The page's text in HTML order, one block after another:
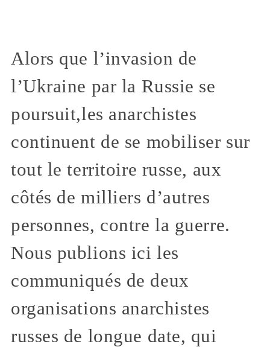
Alors que l’invasion de
l’Ukraine par la Russie se
poursuit,les anarchistes
continuent de se mobiliser sur
tout le territoire russe, aux
côtés de milliers d’autres
personnes, contre la guerre.
Nous publions ici les
communiqués de deux
organisations anarchistes
russes de longue date, qui